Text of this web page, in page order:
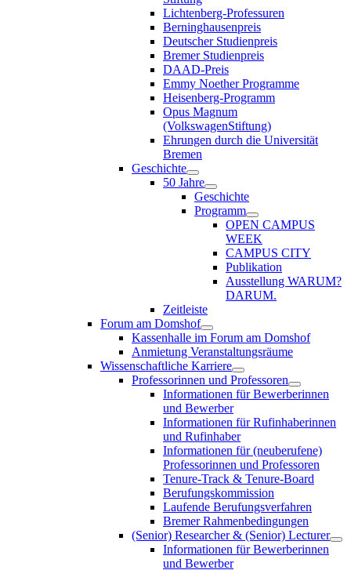
Lichtenberg-Professuren
Berninghausenpreis
Deutscher Studienpreis
Bremer Studienpreis
DAAD-Preis
Emmy Noether Programme
Heisenberg-Programm
Opus Magnum
(VolkswagenStiftung)
Ehrungen durch die Universität
Bremen
Geschichte
50 Jahre
Geschichte
Programm
OPEN CAMPUS
WEEK
CAMPUS CITY
Publikation
Ausstellung WARUM?
DARUM.
Zeitleiste
Forum am Domshof
Kassenhalle im Forum am Domshof
Anmietung Veranstaltungsräume
Wissenschaftliche Karriere
Professorinnen und Professoren
Informationen für Bewerberinnen
und Bewerber
Informationen für Rufinhaberinnen
und Rufinhaber
Informationen für (neuberufene)
Professorinnen und Professoren
Tenure-Track & Tenure-Board
Berufungskommission
Laufende Berufungsverfahren
Bremer Rahmenbedingungen
(Senior) Researcher & (Senior) Lecturer
Informationen für Bewerberinnen
und Bewerber